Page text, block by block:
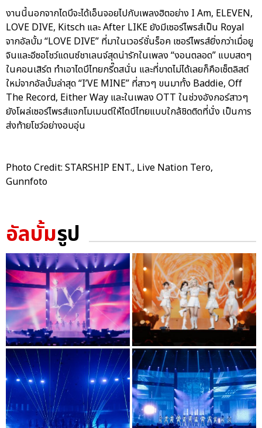
งานนี้นอกจากไดบึจะได้เอ็นจอยไปกับเพลงฮิตอย่าง I Am, ELEVEN,
LOVE DIVE, Kitsch และ After LIKE ยังมีเซอร์ไพรส์เป็น Royal
จากอัลบั้ม “LOVE DIVE” ที่มาในเวอร์ชั่นร็อค เซอร์ไพรส์ยิ่งกว่าเมื่อยู
จินและอีซอโชว์แดนซ์ชาเลนจ์สุดน่ารักในเพลง “งอนตลอด” แบบสดๆ
ในคอนเสิร์ต ทำเอาไดบึไทยกรี๊ดสนั่น และที่ขาดไม่ได้เลยก็คือเซ็ตลิสต์
ใหม่จากอัลบั้มล่าสุด “I’VE MINE” ที่สาวๆ ขนมาทั้ง Baddie, Off
The Record, Either Way และในเพลง OTT ในช่วงอังกอร์สาวๆ
ยังโผล่เซอร์ไพรส์แจกโมเมนต์ให้ไดบึไทยแบบใกล้ชิดติดที่นั่ง เป็นการ
ส่งท้ายโชว์อย่างอบอุ่น
Photo Credit: STARSHIP ENT., Live Nation Tero,
Gunnfoto
อัลบั้มรูป